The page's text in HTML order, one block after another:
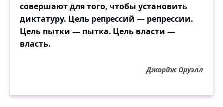
совершают для того, чтобы установить
диктатуру. Цель репрессий — репрессии.
Цель пытки — пытка. Цель власти —
власть.
Джордж Оруэлл